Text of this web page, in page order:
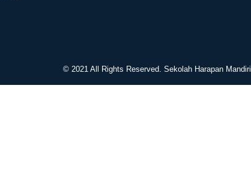
© 2021 All Rights Reserved. Sekolah Harapan Mandiri